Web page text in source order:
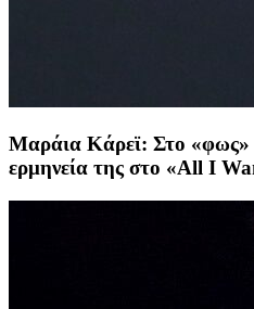
Μαράια Κάρεϊ: Στο
ερμηνεία της στο «All I